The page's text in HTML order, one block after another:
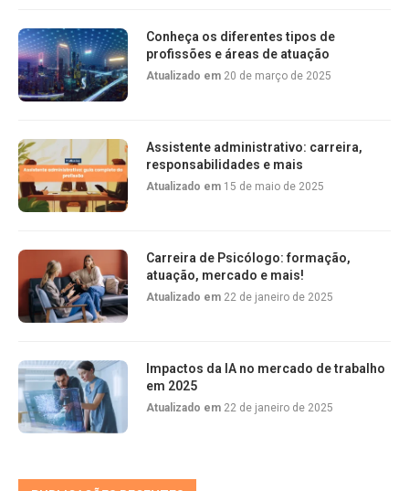
Conheça os diferentes tipos de
profissões e áreas de atuação
Atualizado em 20 de março de 2025
Assistente administrativo: carreira,
responsabilidades e mais
Atualizado em 15 de maio de 2025
Carreira de Psicólogo: formação,
atuação, mercado e mais!
Atualizado em 22 de janeiro de 2025
Impactos da IA no mercado de trabalho
em 2025
Atualizado em 22 de janeiro de 2025